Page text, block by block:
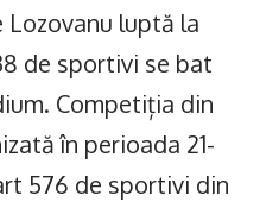
Lozovanu luptă la
de sportivi se bat
Competiția din
în perioada 21-
576 de sportivi din